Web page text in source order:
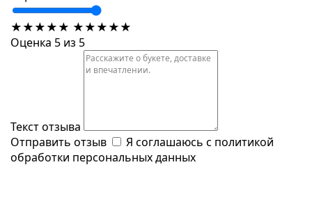
★★★★★ ★★★★★
Оценка 5 из 5
Текст отзыва
Отправить отзыв
Я соглашаюсь с политикой
обработки персональных данных